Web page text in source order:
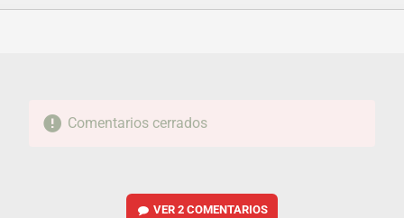
FACEBOOKTWITTERFLIPBOARD
E-
WHATSAPP
Comentarios cerrados
VER2 COMENTARIOS